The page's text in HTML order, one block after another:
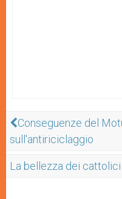
Conseguenze del
sull'antiriciclaggio
La bellezza dei